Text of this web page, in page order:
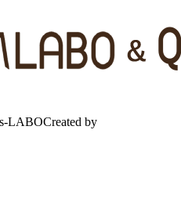
LABOCreated by